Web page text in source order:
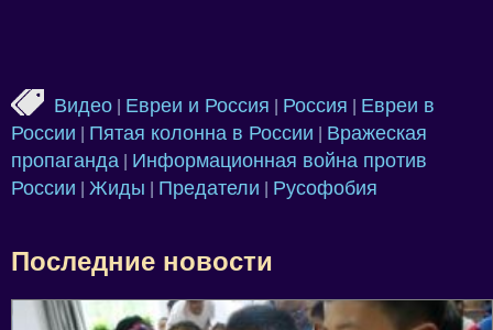
Видео Евреи и Россия Россия
Евреи в
России
Пятая колонна в России
Вражеская
пропаганда
Информационная война против
России
Жиды Предатели Русофобия
Последние новости